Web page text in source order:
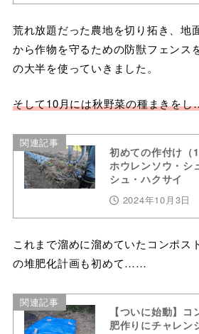
荒れ放題だった農地を切り拓き、地
から作物を守るための防獣フェンス
の大半を使っていきました。
そして10月には秋野菜の種まきを
関連記事
初めての作付け
ホウレンソウ・シ
シュ・ハクサイ
2024年10月3日
これまで溜めに溜めていたコンポス
の堆肥化計画も初めて……
関連記事
【ついに始動】
肥作りにチャレン